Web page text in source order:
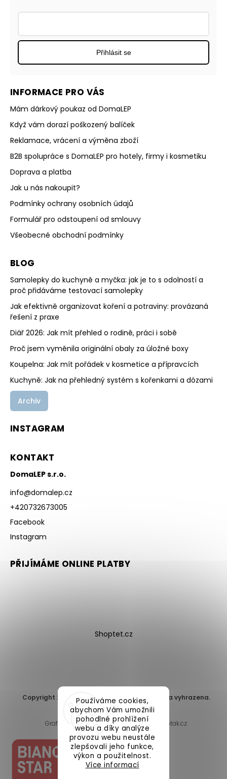
Používáme cookies,
abychom Vám umožnili
pohodlné prohlížení
webu a díky analýze
provozu webu neustále
zlepšovali jeho funkce,
výkon a použitelnost.
Více informací
INFORMACE PRO VÁS
Mám dárkový poukaz od DomaLEP
Když vám dorazí poškozený balíček
Reklamace, vrácení a výměna zboží
B2B spolupráce s DomaLEP pro hotely, firmy i kosmetiku
Doprava a platba
Jak u nás nakoupit?
Podmínky ochrany osobních údajů
Formulář pro odstoupení od smlouvy
Všeobecné obchodní podmínky
BLOG
Samolepky do kuchyně a myčka: jak je to s odolností a
proč přidáváme testovací samolepky
Jak efektivně organizovat koření a potraviny: provázaná
řešení z praxe
Diář 2026: Jak mít přehled o rodině, práci i sobě
Proč jsem vyměnila originální obaly za úložné boxy
Koupelna: Jak mít pořádek v kosmetice a přípravcích
Kuchyně: Jak na přehledný systém s kořenkami a dózami
Archiv
Přihlásit se
INSTAGRAM
KONTAKT
DomaLEP s.r.o.
info@domalep.cz
+420732673005
Facebook
Instagram
PŘIJÍMÁME ONLINE PLATBY
Shoptet.cz
Copyright 2026 DomaLEP s.r.o. . Všechna práva vyhrazena.
Upravit nastavení cookies
Grafický návrh vytvořil a nakódoval
Shoptak.cz